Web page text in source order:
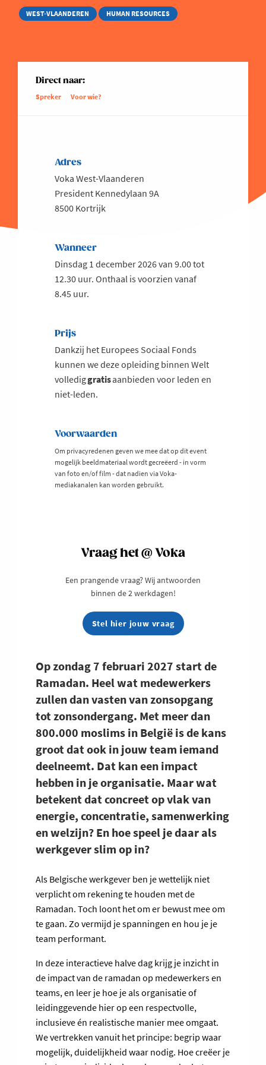
WEST-VLAANDEREN HUMAN RESOURCES
Direct naar:
Spreker Voor wie?
Op zondag 7 februari 2027 start de
Ramadan. Heel wat medewerkers
zullen dan vasten van zonsopgang
tot zonsondergang. Met meer dan
800.000 moslims in België is de kans
groot dat ook in jouw team iemand
deelneemt. Dat kan een impact
hebben in je organisatie. Maar wat
betekent dat concreet op vlak van
energie, concentratie, samenwerking
en welzijn? En hoe speel je daar als
werkgever slim op in?
Als Belgische werkgever ben je wettelijk niet
verplicht om rekening te houden met de
Ramadan. Toch loont het om er bewust mee om
te gaan. Zo vermijd je spanningen en hou je je
team performant.
In deze interactieve halve dag krijg je inzicht in
de impact van de ramadan op medewerkers en
teams, en leer je hoe je als organisatie of
leidinggevende hier op een respectvolle,
inclusieve én realistische manier mee omgaat.
We vertrekken vanuit het principe: begrip waar
mogelijk, duidelijkheid waar nodig. Hoe creëer je
Adres
Voka West-Vlaanderen
President Kennedylaan 9A
8500 Kortrijk
Wanneer
Dinsdag 1 december 2026 van 9.00 tot
12.30 uur. Onthaal is voorzien vanaf
8.45 uur.
Prijs
Dankzij het Europees Sociaal Fonds
kunnen we deze opleiding binnen Welt
vollediggratisaanbieden voor leden en
niet-leden.
Voorwaarden
Om privacyredenen geven we mee dat op dit event
mogelijk beeldmateriaal wordt gecreëerd - in vorm
van foto en/of film - dat nadien via Voka-
mediakanalen kan worden gebruikt.
Vraag het @ Voka
Een prangende vraag? Wij antwoorden
binnen de 2 werkdagen!
Stel hier jouw vraag